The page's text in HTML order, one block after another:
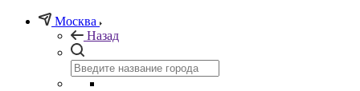
Москва
Назад